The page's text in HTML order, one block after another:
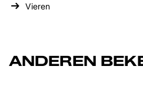
Vieren
ANDEREN